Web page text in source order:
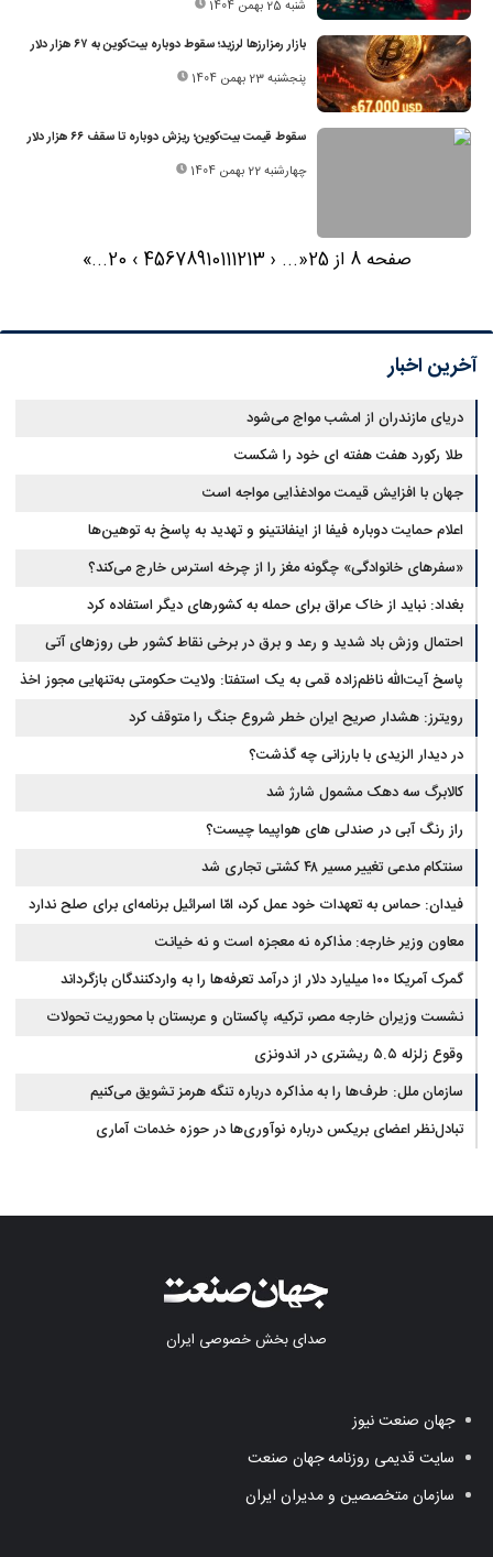
شنبه 25 بهمن 1404
بازار رمزارزها لرزید؛ سقوط دوباره بیت‌کوین به ۶۷ هزار دلار
پنجشنبه 23 بهمن 1404
سقوط قیمت بیت‌کوین؛ ریزش دوباره تا سقف ۶۶ هزار دلار
چهارشنبه 22 بهمن 1404
صفحه 8 از 25 «
...
‹
45678910111213
›
20
...
»
آخرین اخبار
دریای مازندران از امشب مواج می‌شود
طلا رکورد هفت هفته ای خود را شکست
جهان با افزایش قیمت موادغذایی مواجه است
اعلام حمایت دوباره فیفا از اینفانتینو و تهدید به پاسخ به توهین‌ها
«سفرهای خانوادگی» چگونه مغز را از چرخه استرس خارج می‌کند؟
بغداد: نباید از خاک عراق برای حمله به کشورهای دیگر استفاده کرد
احتمال وزش باد شدید و رعد و برق در برخی نقاط کشور طی روزهای آتی
پاسخ آیت‌الله ناظم‌زاده قمی به یک استفتا: ولایت حکومتی به‌تنهایی مجوز اخذ
وجوهات شرعیه نیست
رویترز: هشدار صریح ایران خطر شروع جنگ را متوقف کرد
در دیدار الزیدی با بارزانی چه گذشت؟
کالابرگ سه دهک مشمول شارژ شد
راز رنگ آبی در صندلی های هواپیما چیست؟
سنتکام مدعی تغییر مسیر ۴۸ کشتی تجاری شد
فیدان: حماس به تعهدات خود عمل کرد، امّا اسرائیل برنامه‌ای برای صلح ندارد
معاون وزیر خارجه: مذاکره نه معجزه است و نه خیانت
گمرک آمریکا ۱۰۰ میلیارد دلار از درآمد تعرفه‌ها را به واردکنندگان بازگرداند
نشست وزیران خارجه مصر، ترکیه، پاکستان و عربستان با محوریت تحولات
منطقه
وقوع زلزله ۵.۵ ریشتری در اندونزی
سازمان ملل: طرف‌ها را به مذاکره درباره تنگه هرمز تشویق می‌کنیم
تبادل‌نظر اعضای بریکس درباره نوآوری‌ها در حوزه خدمات آماری
صدای بخش خصوصی ایران
جهان صنعت نیوز
سایت قدیمی روزنامه جهان صنعت
سازمان متخصصین و مدیران ایران